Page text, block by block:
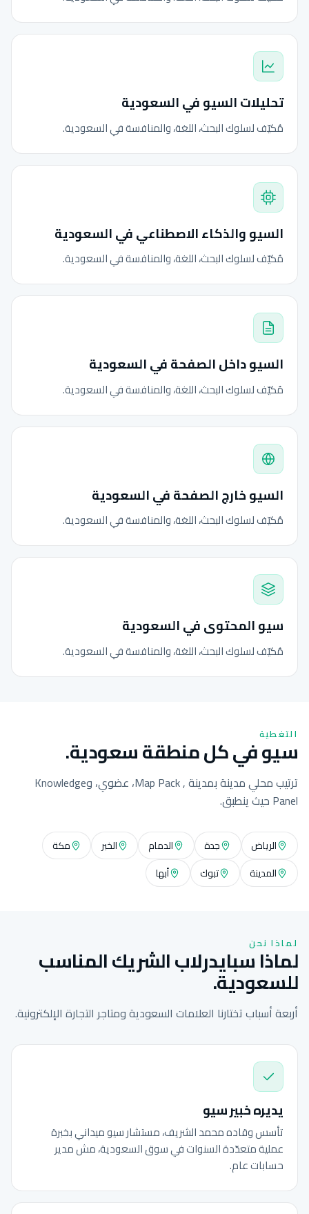
تحليلات السيو في السعودية
مُكيّف لسلوك البحث، اللغة، والمنافسة في السعودية.
السيو والذكاء الاصطناعي في السعودية
مُكيّف لسلوك البحث، اللغة، والمنافسة في السعودية.
السيو داخل الصفحة في السعودية
مُكيّف لسلوك البحث، اللغة، والمنافسة في السعودية.
السيو خارج الصفحة في السعودية
مُكيّف لسلوك البحث، اللغة، والمنافسة في السعودية.
سيو المحتوى في السعودية
مُكيّف لسلوك البحث، اللغة، والمنافسة في السعودية.
التغطية
سيو في كل منطقة سعودية.
ترتيب محلي مدينة بمدينة , Map Pack، عضوي، وKnowledge
Panel حيث ينطبق.
الرياض جدة الدمام الخبر
مكة
المدينة
تبوك أبها
لماذا نحن
لماذا سبايدرلاب الشريك المناسب
للسعودية.
أربعة أسباب تختارنا العلامات السعودية ومتاجر التجارة الإلكترونية.
يديره خبير سيو
تأسس وقاده محمد الشريف، مستشار سيو ميداني بخبرة
عملية متعدّدة السنوات في سوق السعودية، مش مدير
حسابات عام.